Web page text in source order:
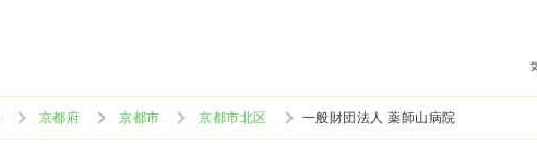
京都府 京都市 京都市北区 一般財団法人 薬師山病院